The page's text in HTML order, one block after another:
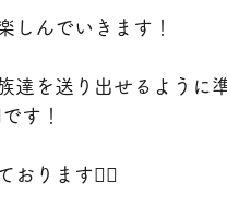
しんでいきます！
達を送り出せるように
す！
おります🙇‍♀️